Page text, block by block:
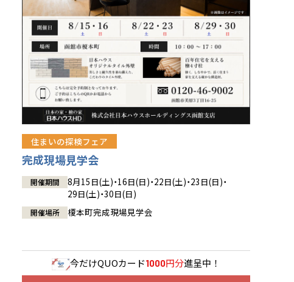
住まいの探検フェア
完成現場見学会
開催期間
8月15日(土)・16日(日)・22日(土)・23日(日)・
29日(土)・30日(日)
開催場所 榎本町完成現場見学会
今だけQUOカード1000円分進呈中！